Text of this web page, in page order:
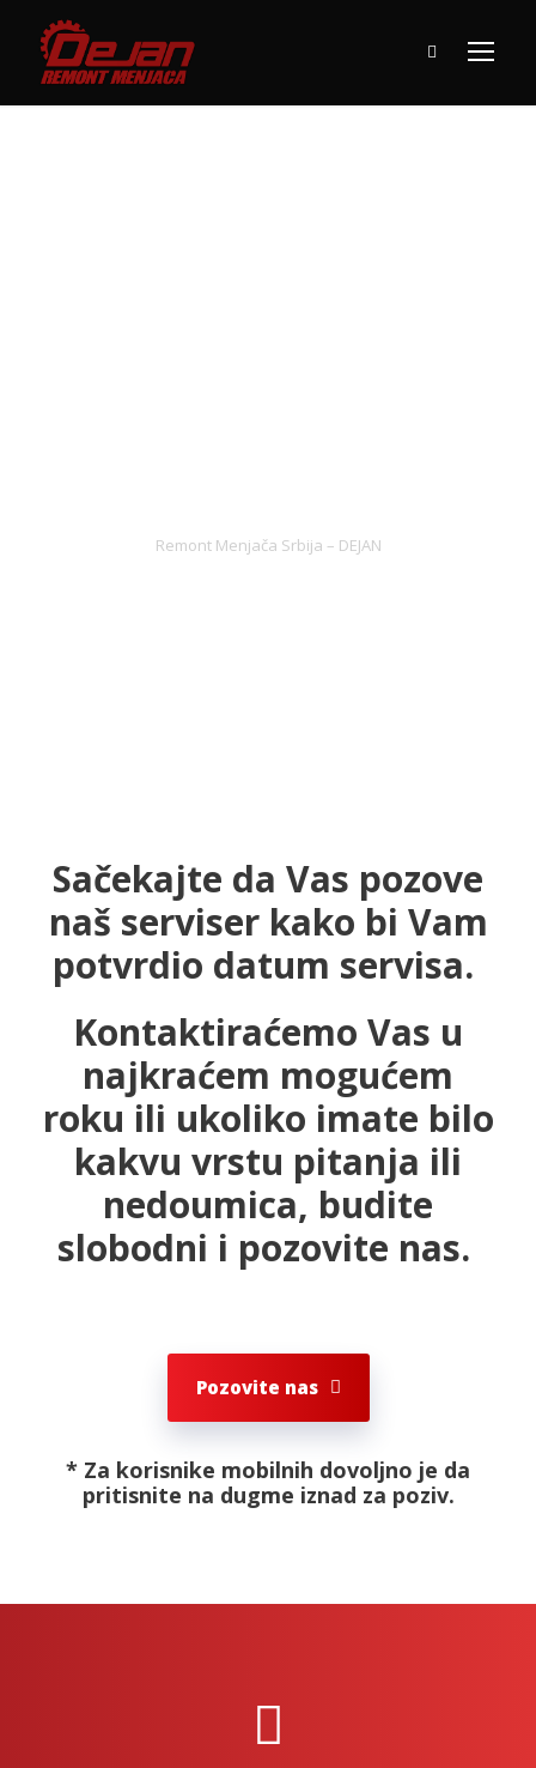
Remont Menjača Srbija – DEJAN
Sačekajte da Vas pozove
naš serviser kako bi Vam
potvrdio datum servisa.
Kontaktiraćemo Vas u
najkraćem mogućem
roku ili ukoliko imate bilo
kakvu vrstu pitanja ili
nedoumica, budite
slobodni i pozovite nas.
Pozovite nas
* Za korisnike mobilnih dovoljno je da
pritisnite na dugme iznad za poziv.